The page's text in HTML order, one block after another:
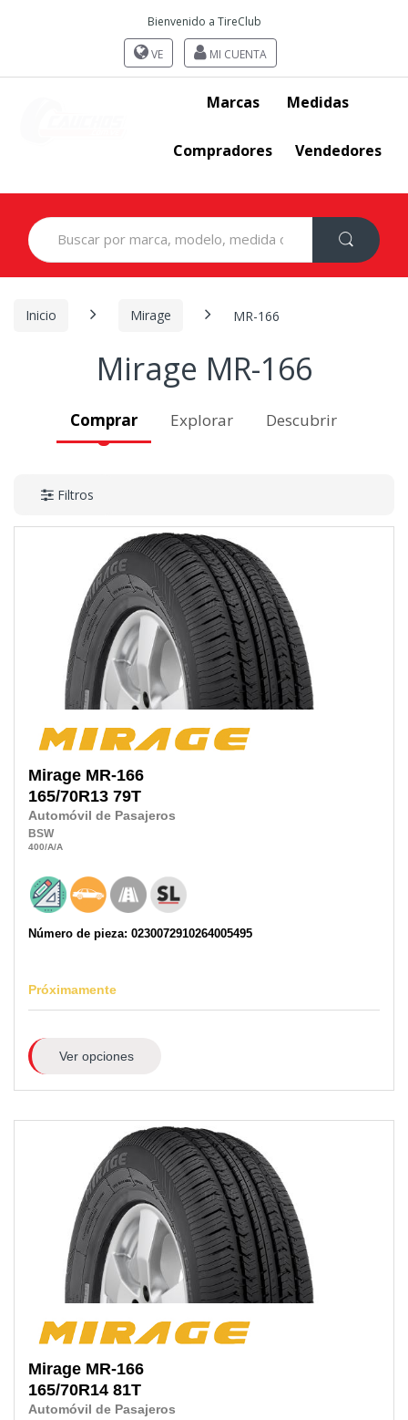
Bienvenido a TireClub
VE MI CUENTA
Marcas Medidas
Compradores Vendedores
Search
for:
Inicio Mirage MR-166
Mirage MR-166
Comprar Explorar Descubrir
Filtros
Mirage MR-166
165/70R13 79T
Automóvil de Pasajeros
BSW
400/A/A
Número de pieza: 0230072910264005495
Próximamente
Ver opciones
Mirage MR-166
165/70R14 81T
Automóvil de Pasajeros